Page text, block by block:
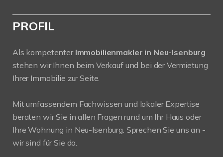
PROFIL
Als kompetenter Immobilienmakler in Neu-Isenburg
stehen wir Ihnen beim Verkauf und bei der Vermietung
Ihrer Immobilie zur Seite.
Mit umfassendem Fachwissen und lokaler Expertise
beraten wir Sie in allen Fragen rund um Ihr Haus oder
Ihre Wohnung in Neu-Isenburg. Sprechen Sie uns an -
wir sind für Sie da.